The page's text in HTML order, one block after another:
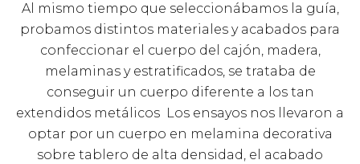
Al mismo tiempo que seleccionábamos la guía,
probamos distintos materiales y acabados para
confeccionar el cuerpo del cajón, madera,
melaminas y estratificados, se trataba de
conseguir un cuerpo diferente a los tan
extendidos metálicos Los ensayos nos llevaron a
optar por un cuerpo en melamina decorativa
sobre tablero de alta densidad, el acabado